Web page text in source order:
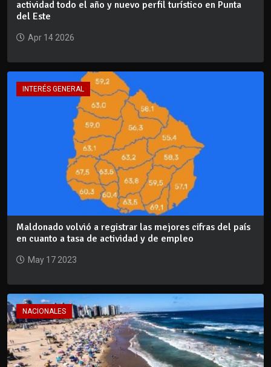
actividad todo el año y nuevo perfil turístico en Punta
del Este
Apr 14 2026
INTERÉS GENERAL
Maldonado volvió a registrar las mejores cifras del país
en cuanto a tasa de actividad y de empleo
May 17 2023
NACIONALES